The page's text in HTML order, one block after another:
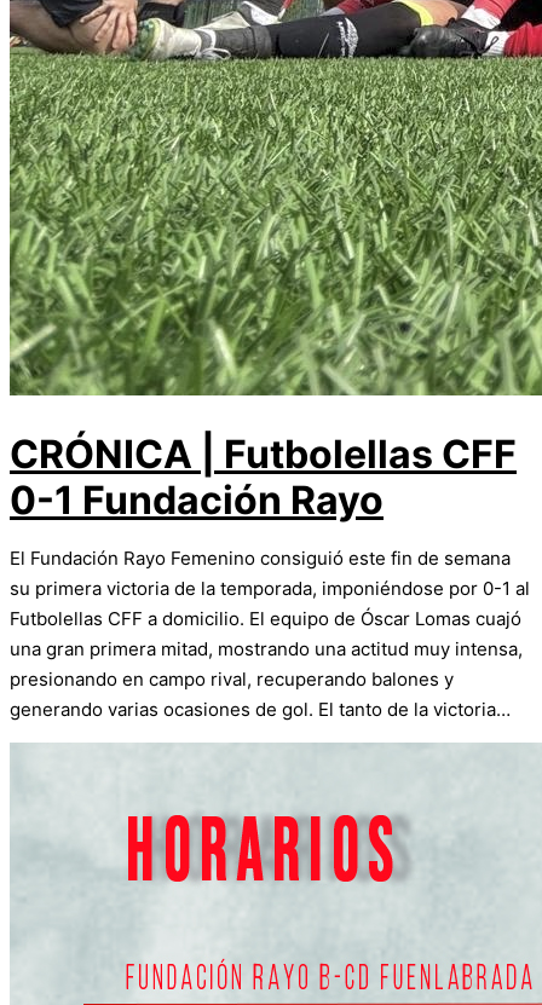
CRÓNICA | Futbolellas CFF
0-1 Fundación Rayo
El Fundación Rayo Femenino consiguió este fin de semana
su primera victoria de la temporada, imponiéndose por 0-1 al
Futbolellas CFF a domicilio. El equipo de Óscar Lomas cuajó
una gran primera mitad, mostrando una actitud muy intensa,
presionando en campo rival, recuperando balones y
generando varias ocasiones de gol. El tanto de la victoria…